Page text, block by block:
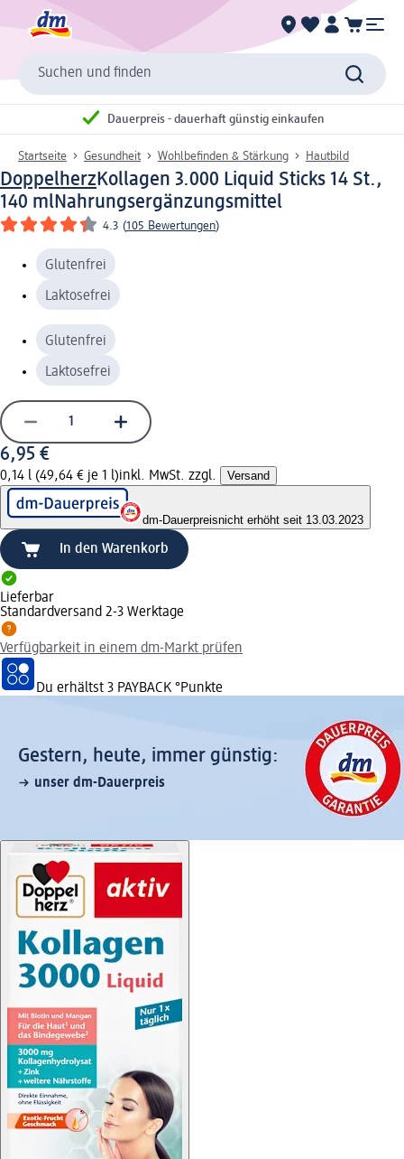
Suchen und finden
Dauerpreis - dauerhaft günstig einkaufen
Startseite Gesundheit Wohlbefinden & Stärkung Hautbild
Doppelherz Kollagen 3.000 Liquid Sticks 14 St.,
140 mlNahrungsergänzungsmittel
4.3 (105 Bewertungen)
Glutenfrei
Laktosefrei
Glutenfrei
Laktosefrei
6,95 €
0,14 l (49,64 € je 1 l)inkl. MwSt. zzgl. Versand
dm-Dauerpreisnicht erhöht seit 13.03.2023
In den Warenkorb
Lieferbar
Standardversand 2-3 Werktage
Verfügbarkeit in einem dm-Markt prüfen
Du erhältst 3 PAYBACK °Punkte
Gestern, heute, immer günstig:
unser dm-Dauerpreis